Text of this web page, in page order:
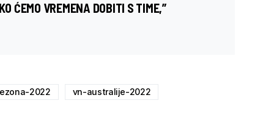
ĆEMO VREMENA DOBITI S TIME,”
2022 vn-australije-2022